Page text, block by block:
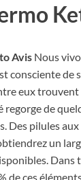
Avis Nous
consciente de
eux
regorge de
Des pilules
un
Dans
de ces